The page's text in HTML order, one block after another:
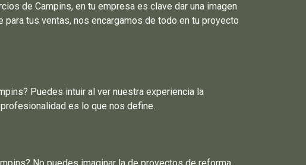
de Campins, en tu empresa es clave dar una imagen
tus ventas, nos encargamos de todo en tu proyecto
Puedes intuir al ver nuestra experiencia la
es lo que nos define.